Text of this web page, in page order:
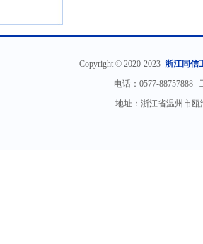
Copyright © 2020-2023 浙江同信
电话：0577-88757888
地址：浙江省温州市瓯